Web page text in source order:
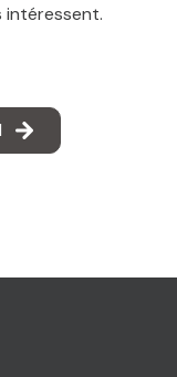
intéressent.